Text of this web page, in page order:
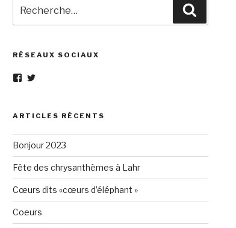
pour
:
RÉSEAUX SOCIAUX
Voir
Eléphant-
160596147294205
sur
Facebook
Voir
elephantgris
Twitter
ARTICLES RÉCENTS
Bonjour 2023
Fête des chrysanthèmes à Lahr
Cœurs dits «cœurs d’éléphant »
Coeurs